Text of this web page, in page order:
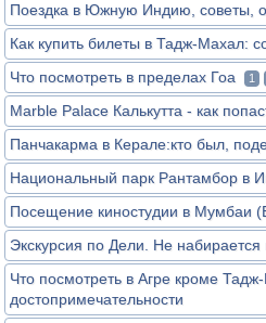
Поездка в Южную Индию, советы,
Как купить билеты в Тадж-Махал:
Что посмотреть в пределах Гоа
1
Marble Palace Калькутта - как
Панчакарма в Керале:кто был,
Национальный парк Рантамбор в
Посещение киностудии в Мумбаи
Экскурсия по Дели. Не набирается
Что посмотреть в Агре кроме
достопримечательности